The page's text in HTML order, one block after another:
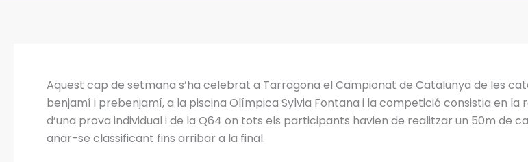
Aquest cap de setmana s’ha celebrat a Tarragona el Campionat de Catalunya de les
benjamí i prebenjamí, a la piscina Olímpica Sylvia Fontana i la competició consistia en la
d’una prova individual i de la Q64 on tots els participants havien de realitzar un 50m de
anar-se classificant fins arribar a la final.